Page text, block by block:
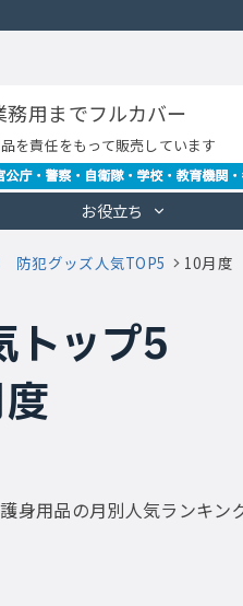
用までフルカバー
を責任をもって販売しています
お役立ち
防犯グッズ人気TOP5 10月度
トップ5
身用品の月別人気ランキン